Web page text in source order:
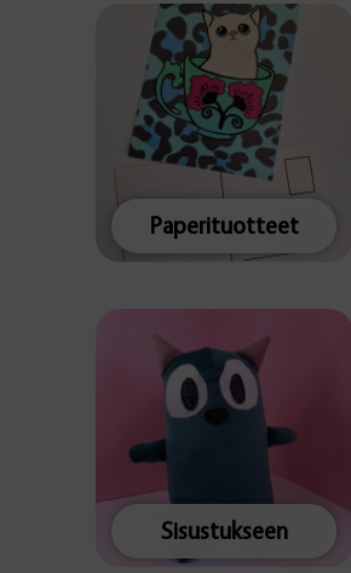
Paperituotteet
Sisustukseen